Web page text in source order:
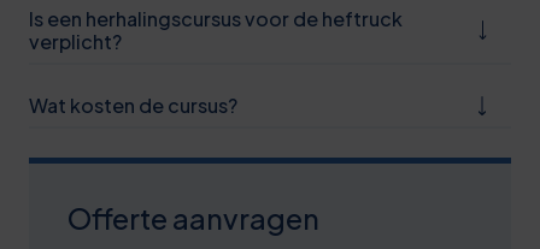
Is een herhalingscursus voor de heftruck
verplicht?
Wat kosten de cursus?
Offerte aanvragen